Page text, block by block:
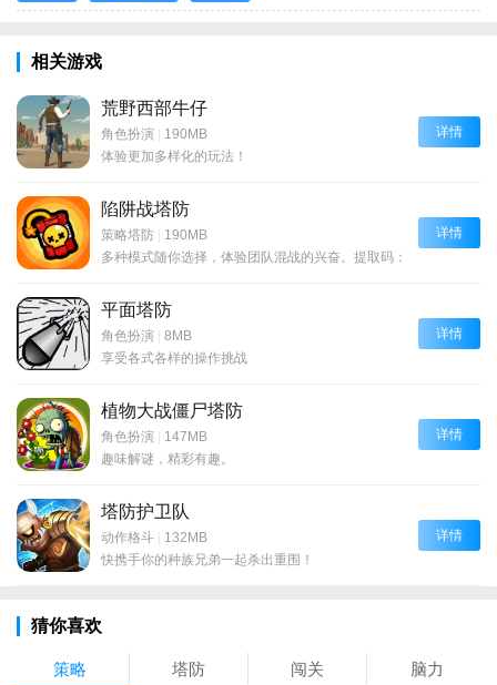
相关游戏
荒野西部牛仔
角色扮演 | 190MB
体验更加多样化的玩法！
详情
陷阱战塔防
策略塔防 | 190MB
多种模式随你选择，体验团队混战的兴奋。提取码：6666
详情
平面塔防
角色扮演 | 8MB
享受各式各样的操作挑战
详情
植物大战僵尸塔防
角色扮演 | 147MB
趣味解谜，精彩有趣。
详情
塔防护卫队
动作格斗 | 132MB
快携手你的种族兄弟一起杀出重围！
详情
猜你喜欢
策略 塔防 闯关 脑力